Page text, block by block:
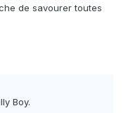
de savourer toutes
Boy.